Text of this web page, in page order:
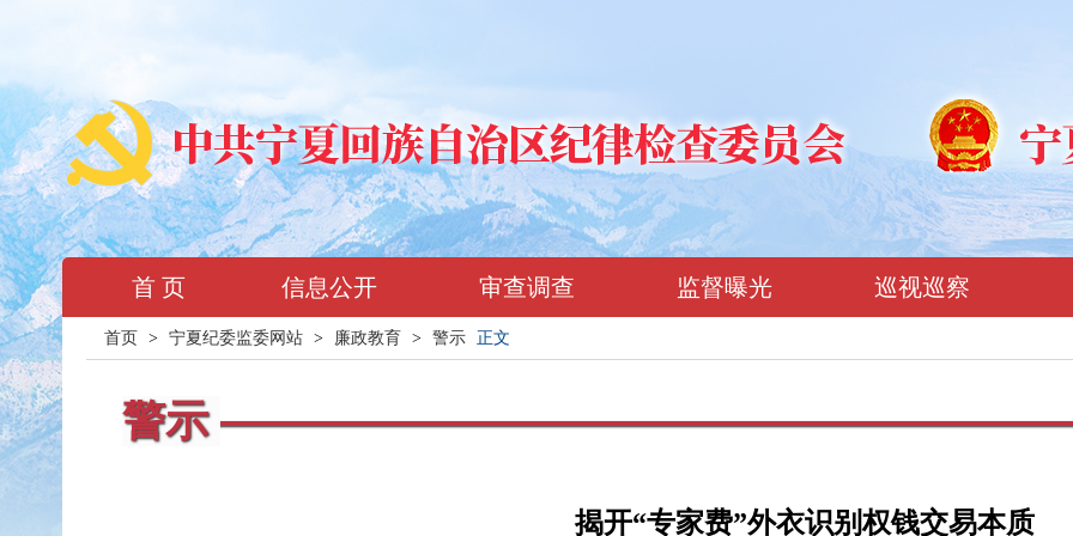
首 页 信息公开 审查调查 监督曝光 巡视巡察
首页 > 宁夏纪委监委网站 > 廉政教育 > 警示 正文
警示
揭开“专家费”外衣识别权钱交易本质